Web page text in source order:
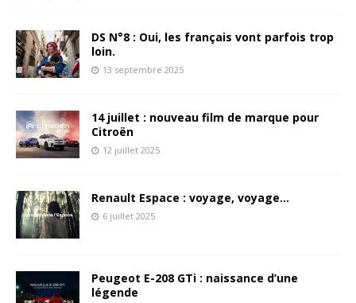
DS N°8 : Oui, les français vont parfois trop
loin.
13 septembre 2025
14 juillet : nouveau film de marque pour
Citroën
12 juillet 2025
Renault Espace : voyage, voyage…
6 juillet 2025
Peugeot E-208 GTi : naissance d’une
légende